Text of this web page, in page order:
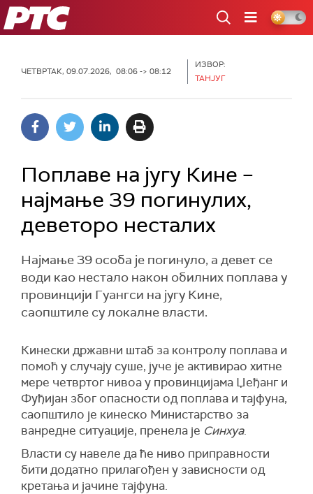
РТС
ЧЕТВРТАК, 09.07.2026, 08:06 -> 08:12
ИЗВОР:
ТАНЈУГ
Поплаве на југу Кине –
најмање 39 погинулих,
деветоро несталих
Најмање 39 особа је погинуло, а девет се
води као нестало након обилних поплава у
провинцији Гуангси на југу Кине,
саопштиле су локалне власти.
Кинески државни штаб за контролу поплава и
помоћ у случају суше, јуче је активирао хитне
мере четвртог нивоа у провинцијама Џеђанг и
Фуђијан због опасности од поплава и тајфуна,
саопштило је кинеско Министарство за
ванредне ситуације, пренела је Синхуа.
Власти су навеле да ће ниво приправности
бити додатно прилагођен у зависности од
кретања и јачине тајфуна.